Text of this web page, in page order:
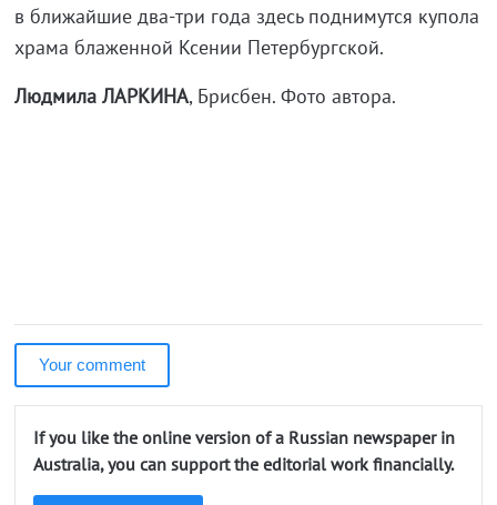
в ближайшие два-три года здесь поднимутся купола
храма блаженной Ксении Петербургской.
Людмила ЛАРКИНА, Брисбен. Фото автора.
Your comment
If you like the online version of a Russian newspaper in
Australia, you can support the editorial work financially.